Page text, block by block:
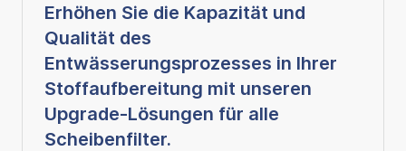
Erhöhen Sie die Kapazität und
Qualität des
Entwässerungsprozesses in Ihrer
Stoffaufbereitung mit unseren
Upgrade-Lösungen für alle
Scheibenfilter.